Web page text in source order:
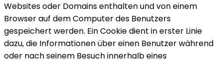
Websites oder Domains enthalten und von einem
Browser auf dem Computer des Benutzers
gespeichert werden. Ein Cookie dient in erster Linie
dazu, die Informationen über einen Benutzer während
oder nach seinem Besuch innerhalb eines